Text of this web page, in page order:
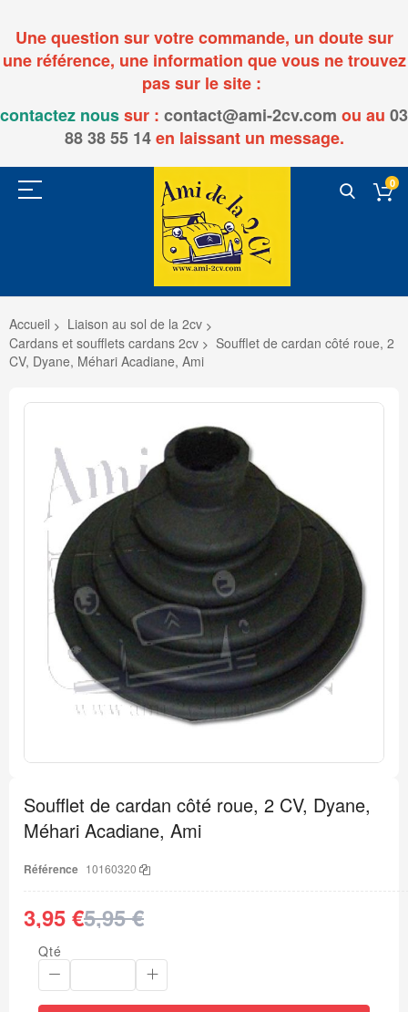
Une question sur votre commande, un doute sur
une référence, une information que vous ne trouvez
pas sur le site :
contactez noussur : contact@ami-2cv.com ou au 03
88 38 55 14en laissant un message.
0
Accueil
Liaison au sol de la 2cv
Cardans et soufflets cardans 2cv
Soufflet de cardan côté roue, 2
CV, Dyane, Méhari Acadiane, Ami
Passer
galerie
d’images
début
de
la
d’images
Soufflet de cardan côté roue, 2 CV, Dyane,
Méhari Acadiane, Ami
Référence 10160320
3,95 €5,95 €
Qté